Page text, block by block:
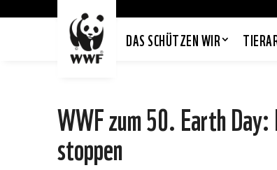
DAS SCHÜTZEN WIR
WWF zum 50. Earth Day:
stoppen